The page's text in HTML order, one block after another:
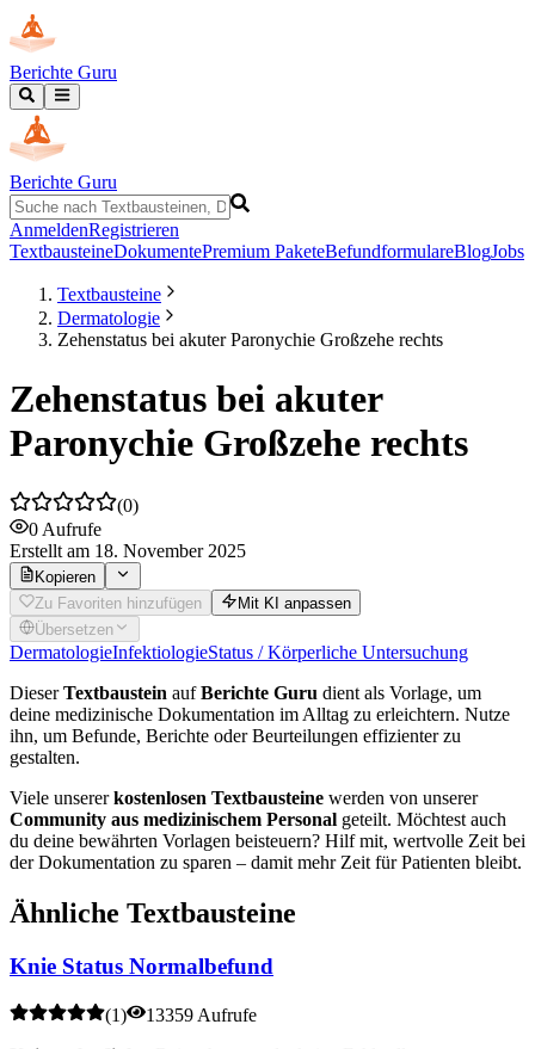
Berichte Guru
Berichte Guru
AnmeldenRegistrieren
TextbausteineDokumentePremium PaketeBefundformulareBlogJobs
Textbausteine
Dermatologie
Zehenstatus bei akuter Paronychie Großzehe rechts
Zehenstatus bei akuter
Paronychie Großzehe rechts
(0)
0 Aufrufe
Erstellt am 18. November 2025
Kopieren
Zu Favoriten hinzufügen
Mit KI anpassen
Übersetzen
DermatologieInfektiologieStatus / Körperliche Untersuchung
DieserTextbaustein aufBerichte Guru dient als Vorlage, um
deine medizinische Dokumentation im Alltag zu erleichtern. Nutze
ihn, um Befunde, Berichte oder Beurteilungen effizienter zu
gestalten.
Viele unsererkostenlosen Textbausteine werden von unserer
Community aus medizinischem Personal geteilt. Möchtest auch
du deine bewährten Vorlagen beisteuern? Hilf mit, wertvolle Zeit bei
der Dokumentation zu sparen – damit mehr Zeit für Patienten bleibt.
Ähnliche Textbausteine
Knie Status Normalbefund
(1)
13359 Aufrufe